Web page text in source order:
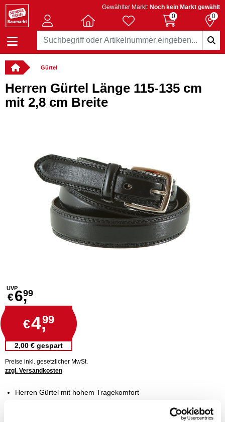
Gewählter Markt: Noch kein Markt gewählt
0
0
Gürtel
Herren Gürtel Länge 115-135 cm
mit 2,8 cm Breite
UVP
€6,99
€4,99
2,00 € gespart
Preise inkl. gesetzlicher MwSt.
zzgl. Versandkosten
Herren Gürtel mit hohem Tragekomfort